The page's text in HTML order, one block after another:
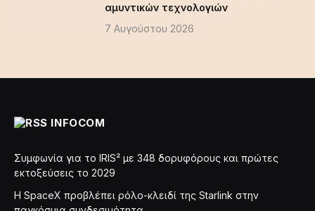
αμυντικών τεχνολογιών
7 Αυγούστου 2026
INFOCOM
Συμφωνία για το IRIS² με 348 δορυφόρους και πρώτες
εκτοξεύσεις το 2029
Η SpaceX προβλέπει ρόλο-κλειδί της Starlink στην